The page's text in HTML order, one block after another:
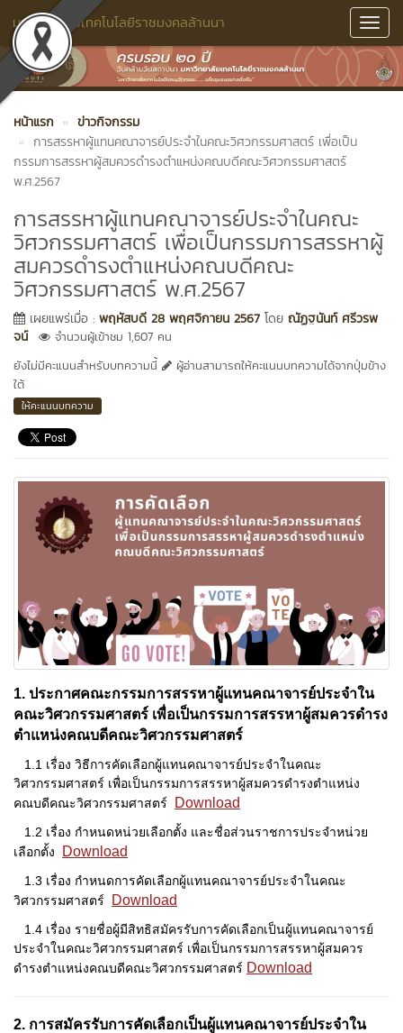
มหาวิทยาลัยเทคโนโลยีราชมงคลล้านนา
หน้าแรก
ข่าวกิจกรรม
การสรรหาผู้แทนคณาจารย์ประจำในคณะวิศวกรรมศาสตร์ เพื่อเป็น
กรรมการสรรหาผู้สมควรดำรงตำแหน่งคณบดีคณะวิศวกรรมศาสตร์
พ.ศ.2567
การสรรหาผู้แทนคณาจารย์ประจำในคณะ
วิศวกรรมศาสตร์ เพื่อเป็นกรรมการสรรหาผู้
สมควรดำรงตำแหน่งคณบดีคณะ
วิศวกรรมศาสตร์ พ.ศ.2567
เผยแพร่เมื่อ : พฤหัสบดี 28 พฤศจิกายน 2567 โดย ณัฏฐนันท์ ศรีวรพ
จน์
จำนวนผู้เข้าชม 1,607 คน
ยังไม่มีคะแนนสำหรับบทความนี้
ผู้อ่านสามารถให้คะแนนบทความได้จากปุ่มข้าง
ใต้
ให้คะแนนบทความ
1. ประกาศคณะกรรมการสรรหาผู้แทนคณาจารย์ประจำใน
คณะวิศวกรรมศาสตร์ เพื่อเป็นกรรมการสรรหาผู้สมควรดำรง
ตำแหน่งคณบดีคณะวิศวกรรมศาสตร์
1.1 เรื่อง วิธีการคัดเลือกผู้แทนคณาจารย์ประจำในคณะ
วิศวกรรมศาสตร์ เพื่อเป็นกรรมการสรรหาผู้สมควรดำรงตำแหน่ง
คณบดีคณะวิศวกรรมศาสตร์
Download
1.2 เรื่อง กำหนดหน่วยเลือกตั้ง และชื่อส่วนราชการประจำหน่วย
เลือกตั้ง
Download
1.3 เรื่อง กำหนดการคัดเลือกผู้แทนคณาจารย์ประจำในคณะ
วิศวกรรมศาสตร์
Download
1.4 เรื่อง รายชื่อผู้มีสิทธิสมัครรับการคัดเลือกเป็นผู้แทนคณาจารย์
ประจำในคณะวิศวกรรมศาสตร์ เพื่อเป็นกรรมการสรรหาผู้สมควร
ดำรงตำแหน่งคณบดีคณะวิศวกรรมศาสตร์ Download
2. การสมัครรับการคัดเลือกเป็นผู้แทนคณาจารย์ประจำใน